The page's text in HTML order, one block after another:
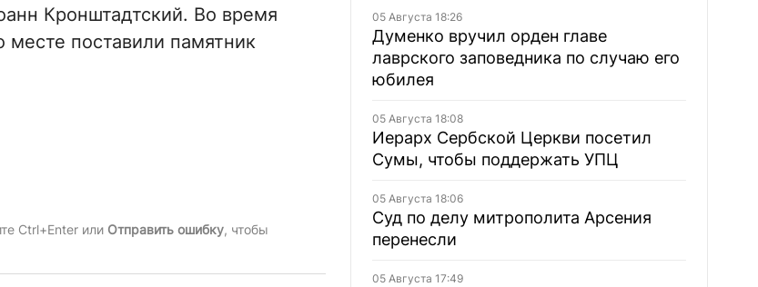
Кронштадтский. Во время
месте поставили памятник
Ctrl+Enter или Отправить ошибку, чтобы
05 Августа 18:26
Думенко вручил орден главе
лаврского заповедника по случаю его
юбилея
05 Августа 18:08
Иерарх Сербской Церкви посетил
Сумы, чтобы поддержать УПЦ
05 Августа 18:06
Суд по делу митрополита Арсения
перенесли
05 Августа 17:49